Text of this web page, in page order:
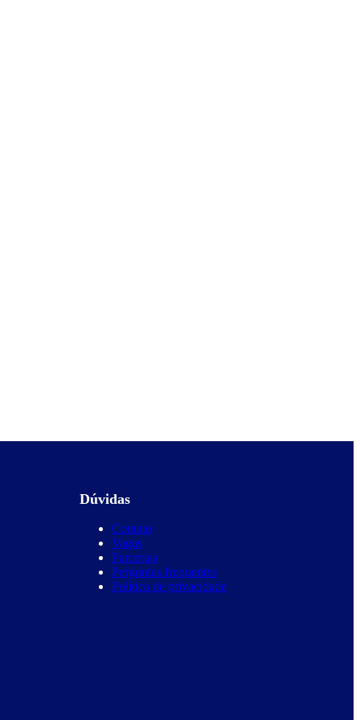
Dúvidas
Contato
Vagas
Parcerias
Perguntas frequentes
Política de privacidade